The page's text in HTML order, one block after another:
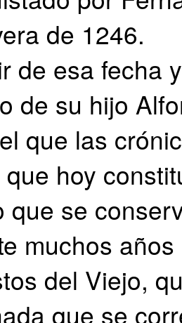
de 1246.
de esa fecha
de su hijo
que las
que hoy
que se
muchos
del Viejo,
que se